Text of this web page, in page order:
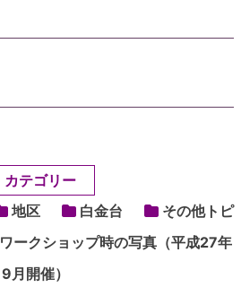
カテゴリー
地区 白金台
その他トピ
ワークショップ時の写真（平成27年
9月開催）